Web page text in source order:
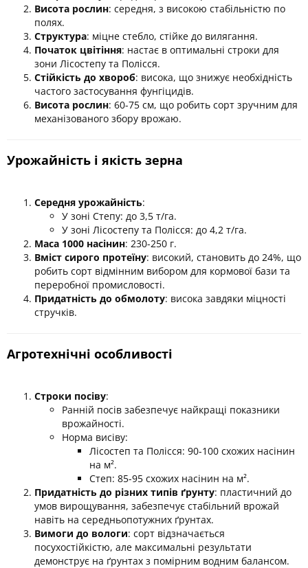
Висота рослин: середня, з високою стабільністю по
полях.
Структура: міцне стебло, стійке до вилягання.
Початок цвітіння: настає в оптимальні строки для
зони Лісостепу та Полісся.
Стійкість до хвороб: висока, що знижує необхідність
частого застосування фунгіцидів.
Висота рослин: 60-75 см, що робить сорт зручним для
механізованого збору врожаю.
Урожайність і якість зерна
Середня урожайність:
У зоні Степу: до 3,5 т/га.
У зоні Лісостепу та Полісся: до 4,2 т/га.
Маса 1000 насінин: 230-250 г.
Вміст сирого протеїну: високий, становить до 24%, що
робить сорт відмінним вибором для кормової бази та
переробної промисловості.
Придатність до обмолоту: висока завдяки міцності
стручків.
Агротехнічні особливості
Строки посіву:
Ранній посів забезпечує найкращі показники
врожайності.
Норма висіву:
Лісостеп та Полісся: 90-100 схожих насінин
на м².
Степ: 85-95 схожих насінин на м².
Придатність до різних типів ґрунту: пластичний до
умов вирощування, забезпечує стабільний врожай
навіть на середньопотужних ґрунтах.
Вимоги до вологи: сорт відзначається
посухостійкістю, але максимальні результати
демонструє на ґрунтах з помірним водним балансом.